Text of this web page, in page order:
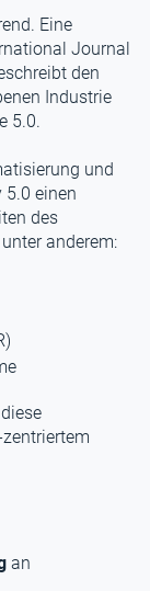
Eine
Journal
den
Industrie
5.0.
und
5.0 einen
des
anderem:
an